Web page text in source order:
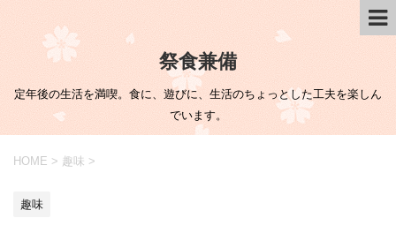
祭食兼備
定年後の生活を満喫。食に、遊びに、生活のちょっとした工夫を楽しん
でいます。
HOME > 趣味 >
趣味